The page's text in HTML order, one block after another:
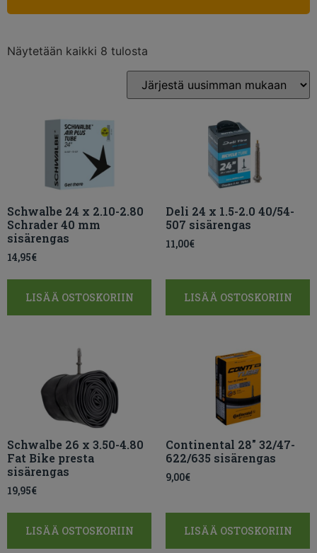
Näytetään kaikki 8 tulosta
Schwalbe 24 x 2.10-2.80
Schrader 40 mm
sisärengas
14,95€
LISÄÄ OSTOSKORIIN
Deli 24 x 1.5-2.0 40/54-
507 sisärengas
11,00€
LISÄÄ OSTOSKORIIN
Schwalbe 26 x 3.50-4.80
Fat Bike presta
sisärengas
19,95€
LISÄÄ OSTOSKORIIN
Continental 28″ 32/47-
622/635 sisärengas
9,00€
LISÄÄ OSTOSKORIIN